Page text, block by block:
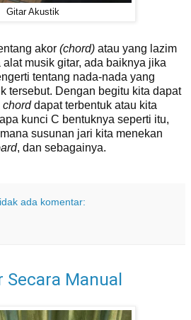
Gitar Akustik
akor (chord) atau yang lazim
musik gitar, ada baiknya jika
tentang nada-nada yang
tersebut. Dengan begitu kita dapat
chorddapat terbentuk atau kita
kunci C bentuknya seperti itu,
susunan jari kita menekan
, dan sebagainya.
ada komentar:
Secara Manual